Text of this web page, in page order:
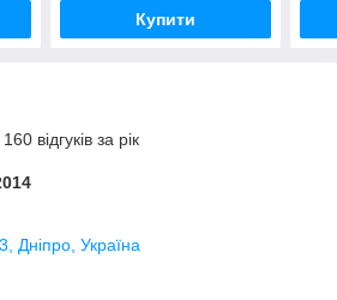
Купити
відгуків за рік
Дніпро, Україна